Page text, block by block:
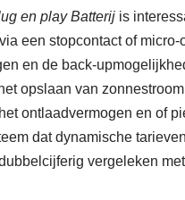
en play Batterijis
een stopcontact of
en de back-
opslaan van
ontlaadvermogen en of
dat dynamische
vergeleken